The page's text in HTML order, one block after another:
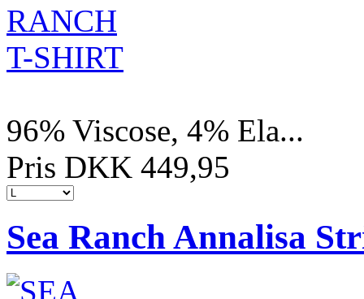
96% Viscose, 4% Ela...
Pris DKK 449,95
Sea Ranch Annalisa